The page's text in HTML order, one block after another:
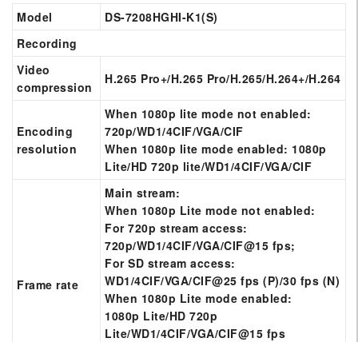
Model
DS-7208HGHI-K1(S)
Recording
Video
compression
H.265 Pro+/H.265 Pro/H.265/H.264+/H.264
Encoding
resolution
When 1080p lite mode not enabled:
720p/WD1/4CIF/VGA/CIF
When 1080p lite mode enabled: 1080p
Lite/HD 720p lite/WD1/4CIF/VGA/CIF
Frame rate
Main stream:
When 1080p Lite mode not enabled:
For 720p stream access:
720p/WD1/4CIF/VGA/CIF@15 fps;
For SD stream access:
WD1/4CIF/VGA/CIF@25 fps (P)/30 fps (N)
When 1080p Lite mode enabled:
1080p Lite/HD 720p
Lite/WD1/4CIF/VGA/CIF@15 fps